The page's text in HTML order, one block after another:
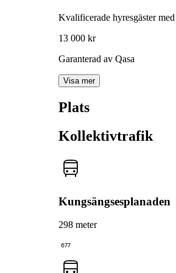
Kvalificerade hyresgäster
13 000 kr
Garanterad av Qasa
Visa mer
Plats
Kollektivtrafik
Kungsängsesplanaden
298 meter
677